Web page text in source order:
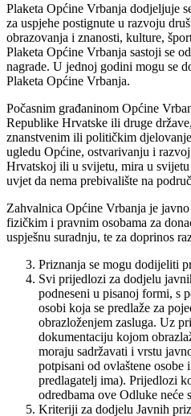
Plaketa Općine Vrbanja dodjeljuje
za uspjehe postignute u razvoju
obrazovanja i znanosti, kulture,
Plaketa Općine Vrbanja sastoji se
nagrade. U jednoj godini mogu se
Plaketa Općine Vrbanja.
Počasnim građaninom Općine
Republike Hrvatske ili druge
znanstvenim ili političkim
ugledu Općine, ostvarivanju i
Hrvatskoj ili u svijetu, mira u
uvjet da nema prebivalište na
Zahvalnica Općine Vrbanja je
fizičkim i pravnim osobama za
uspješnu suradnju, te za doprinos
Priznanja se mogu dodijeliti
Svi prijedlozi za dodjelu
podneseni u pisanoj formi, s
osobi koja se predlaže za
obrazloženjem zasluga. Uz
dokumentaciju kojom
moraju sadržavati i vrstu
potpisani od ovlaštene
predlagatelj ima). Prijedlozi
odredbama ove Odluke neće
Kriteriji za dodjelu Javnih